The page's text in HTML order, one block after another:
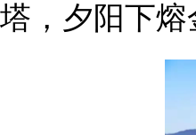
塔，夕阳下